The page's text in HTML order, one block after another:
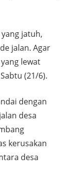
jatuh,
jalan. Agar
lewat
(21/6).
dengan
desa
kerusakan
desa